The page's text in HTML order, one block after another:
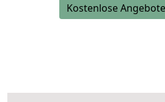
Kostenlose